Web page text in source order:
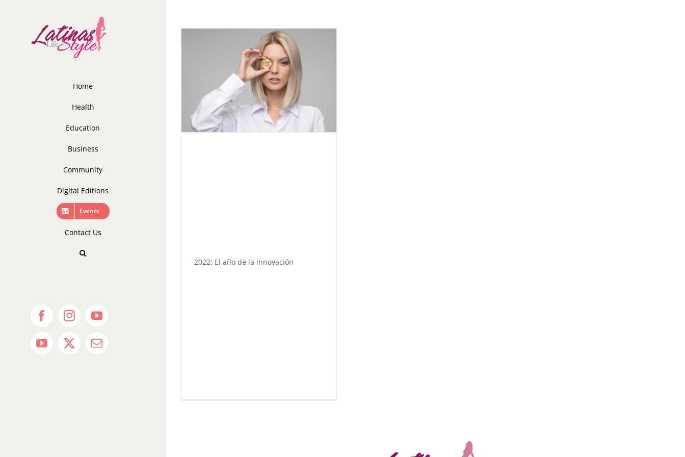
Home
Health
Education
Business
Community
Digital Editions
Events
Contact Us
FacebookInstagramYouTube
YouTube
X Email
2022: El año de la innovación